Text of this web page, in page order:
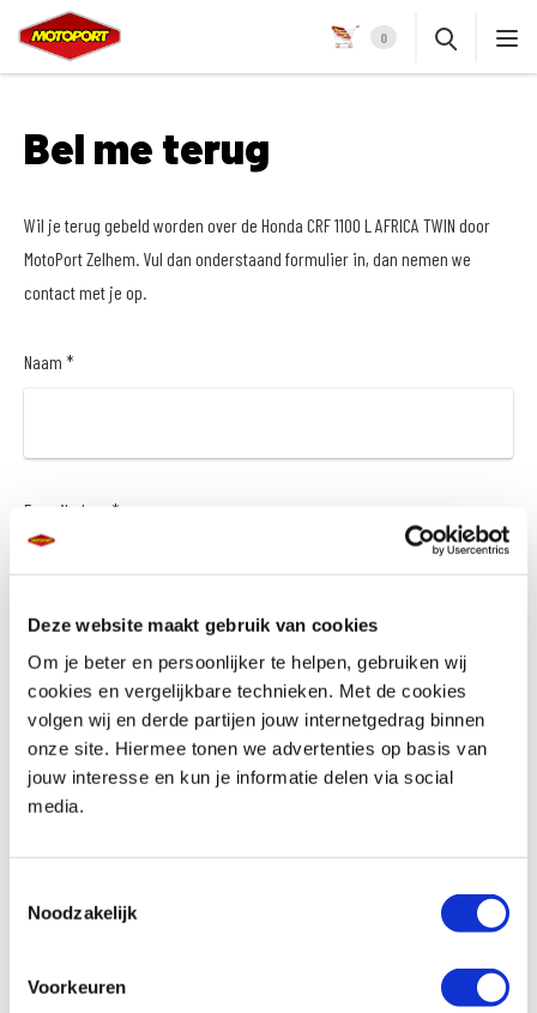
Deze website maakt gebruik van cookies
Om je beter en persoonlijker te helpen, gebruiken wij
cookies en vergelijkbare technieken. Met de cookies
volgen wij en derde partijen jouw internetgedrag binnen
onze site. Hiermee tonen we advertenties op basis van
jouw interesse en kun je informatie delen via social
media.
Noodzakelijk
Voorkeuren
0
Bel me terug
Wil je terug gebeld worden over de Honda CRF 1100 L AFRICA TWIN door
MotoPort Zelhem. Vul dan onderstaand formulier in, dan nemen we
contact met je op.
Naam *
E-mailadres *
Telefoonnummer *
Vraag en/of opmerking